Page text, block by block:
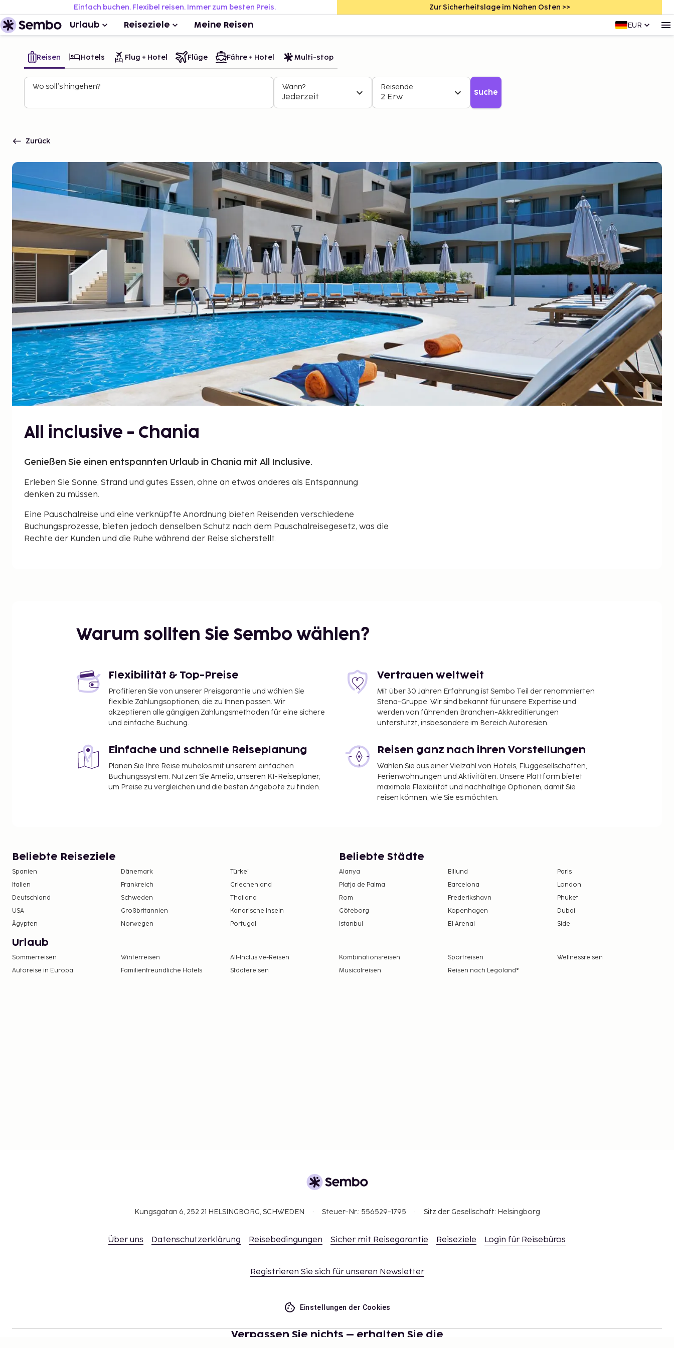
Einfach buchen. Flexibel reisen. Immer zum besten Preis. Zur Sicherheitslage im Nahen Osten >>
Urlaub Reiseziele Meine Reisen EUR
Reisen Hotels Flug + Hotel Flüge Fähre + Hotel Multi-stop
Wo soll’s hingehen? Wann?
Jederzeit
Reisende
2 Erw. Suche
Zurück
All inclusive - Chania
Genießen Sie einen entspannten Urlaub in Chania mit All Inclusive.
Erleben Sie Sonne, Strand und gutes Essen, ohne an etwas anderes als Entspannung
denken zu müssen.
Eine Pauschalreise und eine verknüpfte Anordnung bieten Reisenden verschiedene
Buchungsprozesse, bieten jedoch denselben Schutz nach dem Pauschalreisegesetz, was die
Rechte der Kunden und die Ruhe während der Reise sicherstellt.
Warum sollten Sie Sembo wählen?
Flexibilität & Top-Preise
Profitieren Sie von unserer Preisgarantie und wählen Sie
flexible Zahlungsoptionen, die zu Ihnen passen. Wir
akzeptieren alle gängigen Zahlungsmethoden für eine sichere
und einfache Buchung.
Vertrauen weltweit
Mit über 30 Jahren Erfahrung ist Sembo Teil der renommierten
Stena-Gruppe. Wir sind bekannt für unsere Expertise und
werden von führenden Branchen-Akkreditierungen
unterstützt, insbesondere im Bereich Autoresien.
Einfache und schnelle Reiseplanung
Planen Sie Ihre Reise mühelos mit unserem einfachen
Buchungssystem. Nutzen Sie Amelia, unseren KI-Reiseplaner,
um Preise zu vergleichen und die besten Angebote zu finden.
Reisen ganz nach ihren Vorstellungen
Wählen Sie aus einer Vielzahl von Hotels, Fluggesellschaften,
Ferienwohnungen und Aktivitäten. Unsere Plattform bietet
maximale Flexibilität und nachhaltige Optionen, damit Sie
reisen können, wie Sie es möchten.
Beliebte Reiseziele
Spanien Dänemark
Türkei
Italien
Frankreich
Griechenland
Deutschland
Schweden
Thailand
USA
Großbritannien
Kanarische Inseln
Ägypten
Norwegen Portugal
Beliebte Städte
Alanya Billund
Paris
Platja de Palma
Barcelona
London
Rom
Frederikshavn
Phuket
Göteborg
Kopenhagen
Dubai
Istanbul
El Arenal Side
Urlaub
Sommerreisen Winterreisen All-Inclusive-Reisen Kombinationsreisen Sportreisen
Wellnessreisen
Autoreise in Europa
Familienfreundliche Hotels Städtereisen Musicalreisen Reisen nach Legoland®
Kungsgatan 6, 252 21 HELSINGBORG, SCHWEDEN Steuer-Nr.: 556529-1795 Sitz der Gesellschaft: Helsingborg
Über uns Datenschutzerklärung Reisebedingungen Sicher mit Reisegarantie Reiseziele Login für Reisebüros
Registrieren Sie sich für unseren Newsletter
Einstellungen der Cookies
Verpassen Sie nichts – erhalten Sie die